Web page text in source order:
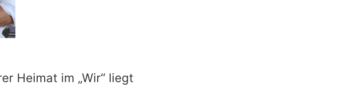
Heimat im „Wir“ liegt